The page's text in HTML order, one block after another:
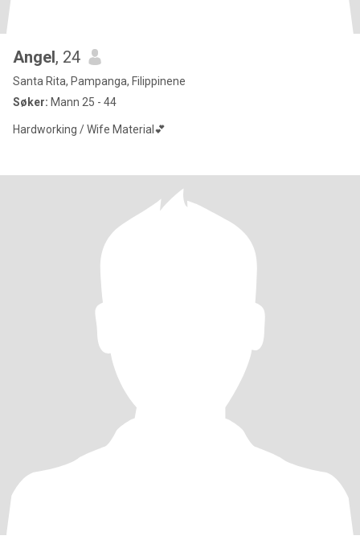
Angel, 24
Santa Rita, Pampanga, Filippinene
Søker: Mann 25 - 44
Hardworking / Wife Material💕